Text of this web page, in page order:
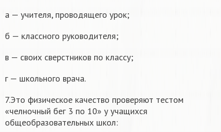
а — учителя, проводящего урок;
б — классного руководителя;
в — своих сверстников по классу;
г — школьного врача.
7.Это физическое качество проверяют тестом
«челночный бег 3 по 10» у учащихся
общеобразовательных школ: